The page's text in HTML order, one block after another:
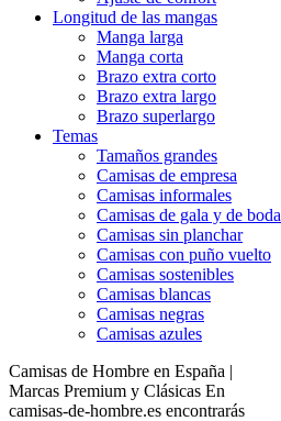
Longitud de las mangas
Manga larga
Manga corta
Brazo extra corto
Brazo extra largo
Brazo superlargo
Temas
Tamaños grandes
Camisas de empresa
Camisas informales
Camisas de gala y de boda
Camisas sin planchar
Camisas con puño vuelto
Camisas sostenibles
Camisas blancas
Camisas negras
Camisas azules
Camisas de Hombre en España |
Marcas Premium y Clásicas En
camisas-de-hombre.es encontrarás